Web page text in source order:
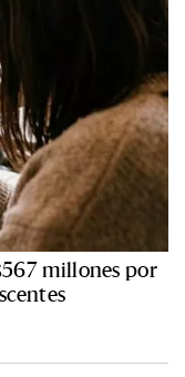
millones por